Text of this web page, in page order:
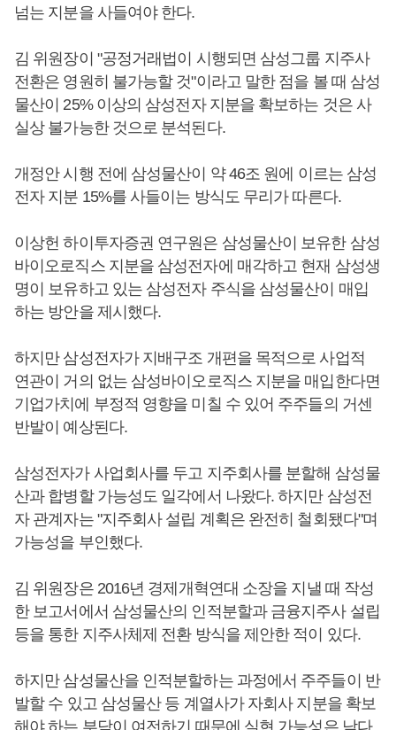
넘는 지분을 사들여야 한다.
김 위원장이 "공정거래법이 시행되면 삼성그룹 지주사
전환은 영원히 불가능할 것"이라고 말한 점을 볼 때 삼성
물산이 25% 이상의 삼성전자 지분을 확보하는 것은 사
실상 불가능한 것으로 분석된다.
개정안 시행 전에 삼성물산이 약 46조 원에 이르는 삼성
전자 지분 15%를 사들이는 방식도 무리가 따른다.
이상헌 하이투자증권 연구원은 삼성물산이 보유한 삼성
바이오로직스 지분을 삼성전자에 매각하고 현재 삼성생
명이 보유하고 있는 삼성전자 주식을 삼성물산이 매입
하는 방안을 제시했다.
하지만 삼성전자가 지배구조 개편을 목적으로 사업적
연관이 거의 없는 삼성바이오로직스 지분을 매입한다면
기업가치에 부정적 영향을 미칠 수 있어 주주들의 거센
반발이 예상된다.
삼성전자가 사업회사를 두고 지주회사를 분할해 삼성물
산과 합병할 가능성도 일각에서 나왔다. 하지만 삼성전
자 관계자는 "지주회사 설립 계획은 완전히 철회됐다"며
가능성을 부인했다.
김 위원장은 2016년 경제개혁연대 소장을 지낼 때 작성
한 보고서에서 삼성물산의 인적분할과 금융지주사 설립
등을 통한 지주사체제 전환 방식을 제안한 적이 있다.
하지만 삼성물산을 인적분할하는 과정에서 주주들이 반
발할 수 있고 삼성물산 등 계열사가 자회사 지분을 확보